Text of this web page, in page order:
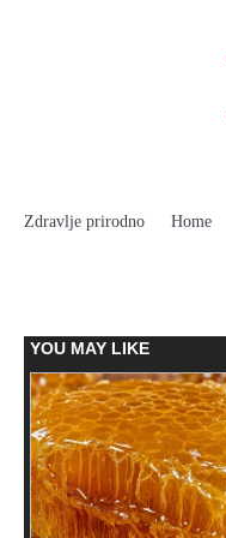
Zdravlje prirodno Home